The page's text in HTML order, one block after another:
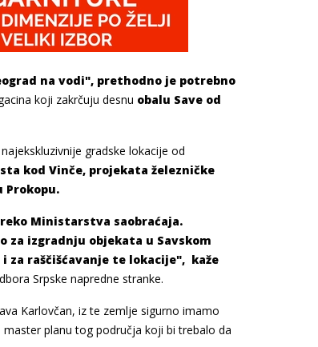
na vodi", prethodno je potrebno
koji zakrčuju desnu obalu Save od
gradske lokacije od
kod Vinče, projekata železničke
Prokopu.
Ministarstva saobraćaja.
za izgradnju objekata u Savskom
za raščišćavanje te lokacije", kaže
Srpske napredne stranke.
Karlovčan, iz te zemlje sigurno imamo
planu tog područja koji bi trebalo da